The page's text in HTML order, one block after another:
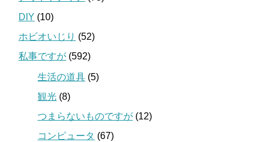
DIY (10)
ホビオいじり (52)
私事ですが (592)
生活の道具 (5)
観光 (8)
つまらないものですが (12)
コンピュータ (67)